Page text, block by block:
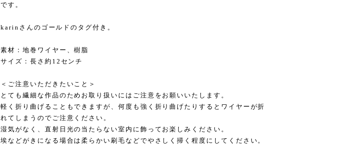
です。
karinさんのゴールドのタグ付き。
素材：地巻ワイヤー、樹脂
サイズ：長さ約12センチ
＜ご注意いただきたいこと＞
とても繊細な作品のためお取り扱いにはご注意をお願いいたします。
軽く折り曲げることもできますが、何度も強く折り曲げたりするとワイヤーが折
れてしまうのでご注意ください。
湿気がなく、直射日光の当たらない室内に飾ってお楽しみください。
埃などがきになる場合は柔らかい刷毛などでやさしく掃く程度にしてください。